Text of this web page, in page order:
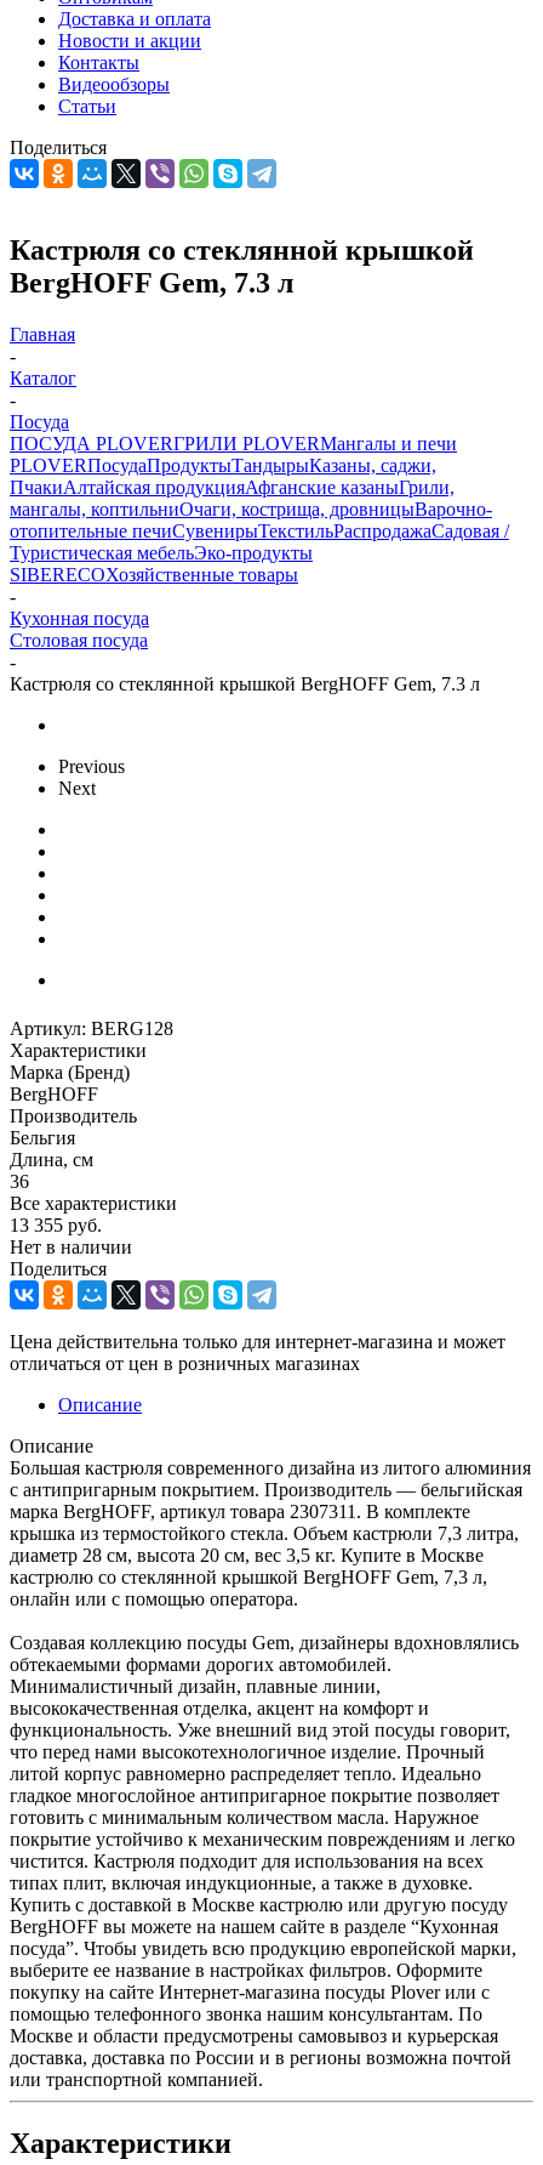
Доставка и оплата
Новости и акции
Контакты
Видеообзоры
Статьи
Поделиться
Кастрюля со стеклянной крышкой
BergHOFF Gem, 7.3 л
Главная
-
Каталог
-
Посуда
ПОСУДА PLOVERГРИЛИ PLOVERМангалы и печи
PLOVERПосудаПродуктыТандырыКазаны, саджи,
ПчакиАлтайская продукцияАфганские казаныГрили,
мангалы, коптильниОчаги, кострища, дровницыВарочно-
отопительные печиСувенирыТекстильРаспродажаСадовая /
Туристическая мебельЭко-продукты
SIBERECOХозяйственные товары
-
Кухонная посуда
Столовая посуда
-
Кастрюля со стеклянной крышкой BergHOFF Gem, 7.3 л
Previous
Next
Артикул: BERG128
Характеристики
Марка (Бренд)
BergHOFF
Производитель
Бельгия
Длина, см
36
Все характеристики
13 355 руб.
Нет в наличии
Поделиться
Цена действительна только для интернет-магазина и может
отличаться от цен в розничных магазинах
Описание
Описание
Большая кастрюля современного дизайна из литого алюминия
с антипригарным покрытием. Производитель — бельгийская
марка BergHOFF, артикул товара 2307311. В комплекте
крышка из термостойкого стекла. Объем кастрюли 7,3 литра,
диаметр 28 см, высота 20 см, вес 3,5 кг. Купите в Москве
кастрюлю со стеклянной крышкой BergHOFF Gem, 7,3 л,
онлайн или с помощью оператора.
Создавая коллекцию посуды Gem, дизайнеры вдохновлялись
обтекаемыми формами дорогих автомобилей.
Минималистичный дизайн, плавные линии,
высококачественная отделка, акцент на комфорт и
функциональность. Уже внешний вид этой посуды говорит,
что перед нами высокотехнологичное изделие. Прочный
литой корпус равномерно распределяет тепло. Идеально
гладкое многослойное антипригарное покрытие позволяет
готовить с минимальным количеством масла. Наружное
покрытие устойчиво к механическим повреждениям и легко
чистится. Кастрюля подходит для использования на всех
типах плит, включая индукционные, а также в духовке.
Купить с доставкой в Москве кастрюлю или другую посуду
BergHOFF вы можете на нашем сайте в разделе “Кухонная
посуда”. Чтобы увидеть всю продукцию европейской марки,
выберите ее название в настройках фильтров. Оформите
покупку на сайте Интернет-магазина посуды Plover или с
помощью телефонного звонка нашим консультантам. По
Москве и области предусмотрены самовывоз и курьерская
доставка, доставка по России и в регионы возможна почтой
или транспортной компанией.
Характеристики